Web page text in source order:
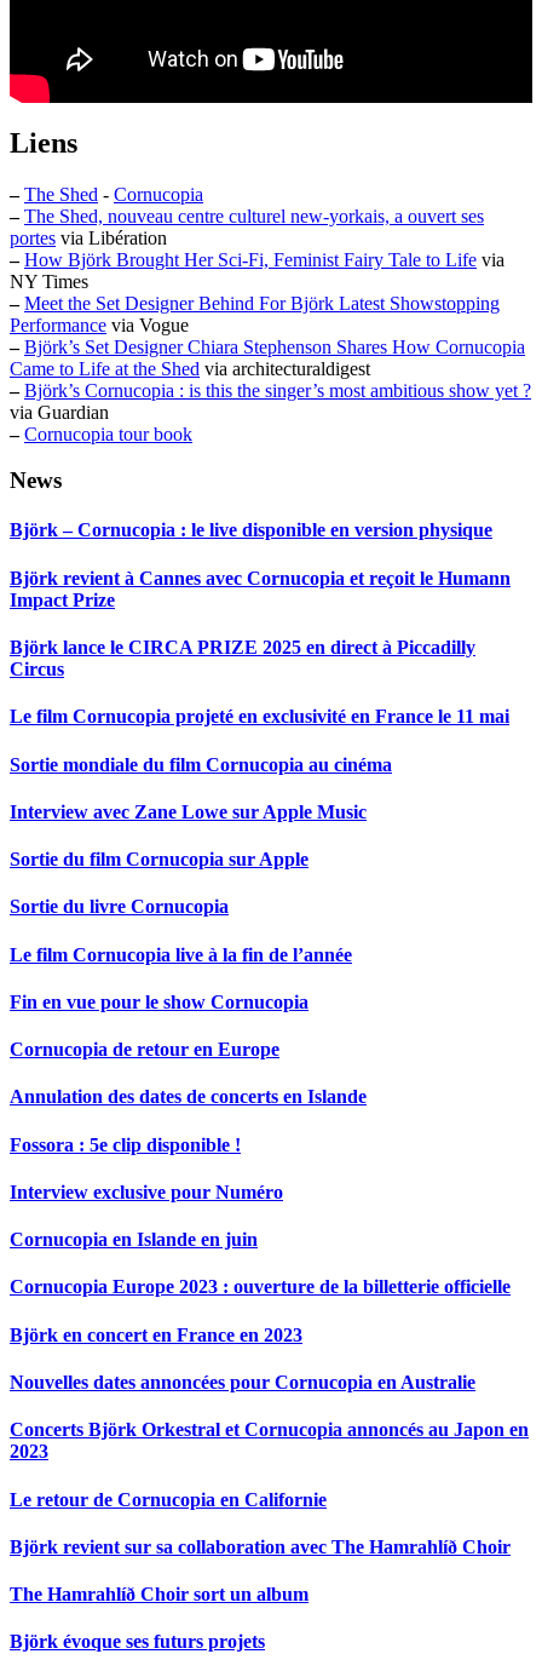
Liens
– The Shed - Cornucopia
– The Shed, nouveau centre culturel new-yorkais, a ouvert ses
portes via Libération
– How Björk Brought Her Sci-Fi, Feminist Fairy Tale to Life via
NY Times
– Meet the Set Designer Behind For Björk Latest Showstopping
Performance via Vogue
– Björk’s Set Designer Chiara Stephenson Shares How Cornucopia
Came to Life at the Shed via architecturaldigest
– Björk’s Cornucopia : is this the singer’s most ambitious show yet ?
via Guardian
– Cornucopia tour book
News
Björk – Cornucopia : le live disponible en version physique
Björk revient à Cannes avec Cornucopia et reçoit le Humann
Impact Prize
Björk lance le CIRCA PRIZE 2025 en direct à Piccadilly
Circus
Le film Cornucopia projeté en exclusivité en France le 11 mai
Sortie mondiale du film Cornucopia au cinéma
Interview avec Zane Lowe sur Apple Music
Sortie du film Cornucopia sur Apple
Sortie du livre Cornucopia
Le film Cornucopia live à la fin de l’année
Fin en vue pour le show Cornucopia
Cornucopia de retour en Europe
Annulation des dates de concerts en Islande
Fossora : 5e clip disponible !
Interview exclusive pour Numéro
Cornucopia en Islande en juin
Cornucopia Europe 2023 : ouverture de la billetterie officielle
Björk en concert en France en 2023
Nouvelles dates annoncées pour Cornucopia en Australie
Concerts Björk Orkestral et Cornucopia annoncés au Japon en
2023
Le retour de Cornucopia en Californie
Björk revient sur sa collaboration avec The Hamrahlíð Choir
The Hamrahlíð Choir sort un album
Björk évoque ses futurs projets